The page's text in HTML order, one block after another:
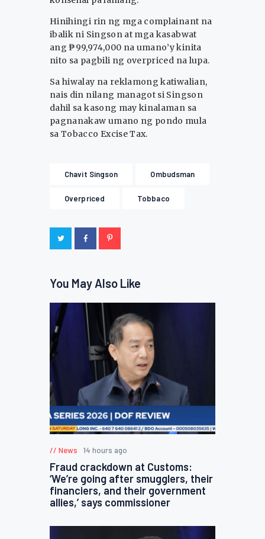
Hinihingi rin ng mga complainant na
ibalik ni Singson at mga kasabwat
ang ₱99,974,000 na umano’y kinita
nito sa pagbili ng overpriced na lupa.
Sa hiwalay na reklamong katiwalian,
nais din nilang managot si Singson
dahil sa kasong may kinalaman sa
pagnanakaw umano ng pondo mula
sa Tobacco Excise Tax.
Chavit Singson Ombudsman
Overpriced Tobbaco
You May Also Like
News 14 hours ago
Fraud crackdown at Customs:
‘We’re going after smugglers, their
financiers, and their government
allies,’ says commissioner